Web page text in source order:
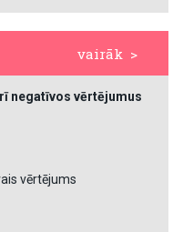
vairāk >
negatīvos vērtējumus
vērtējums